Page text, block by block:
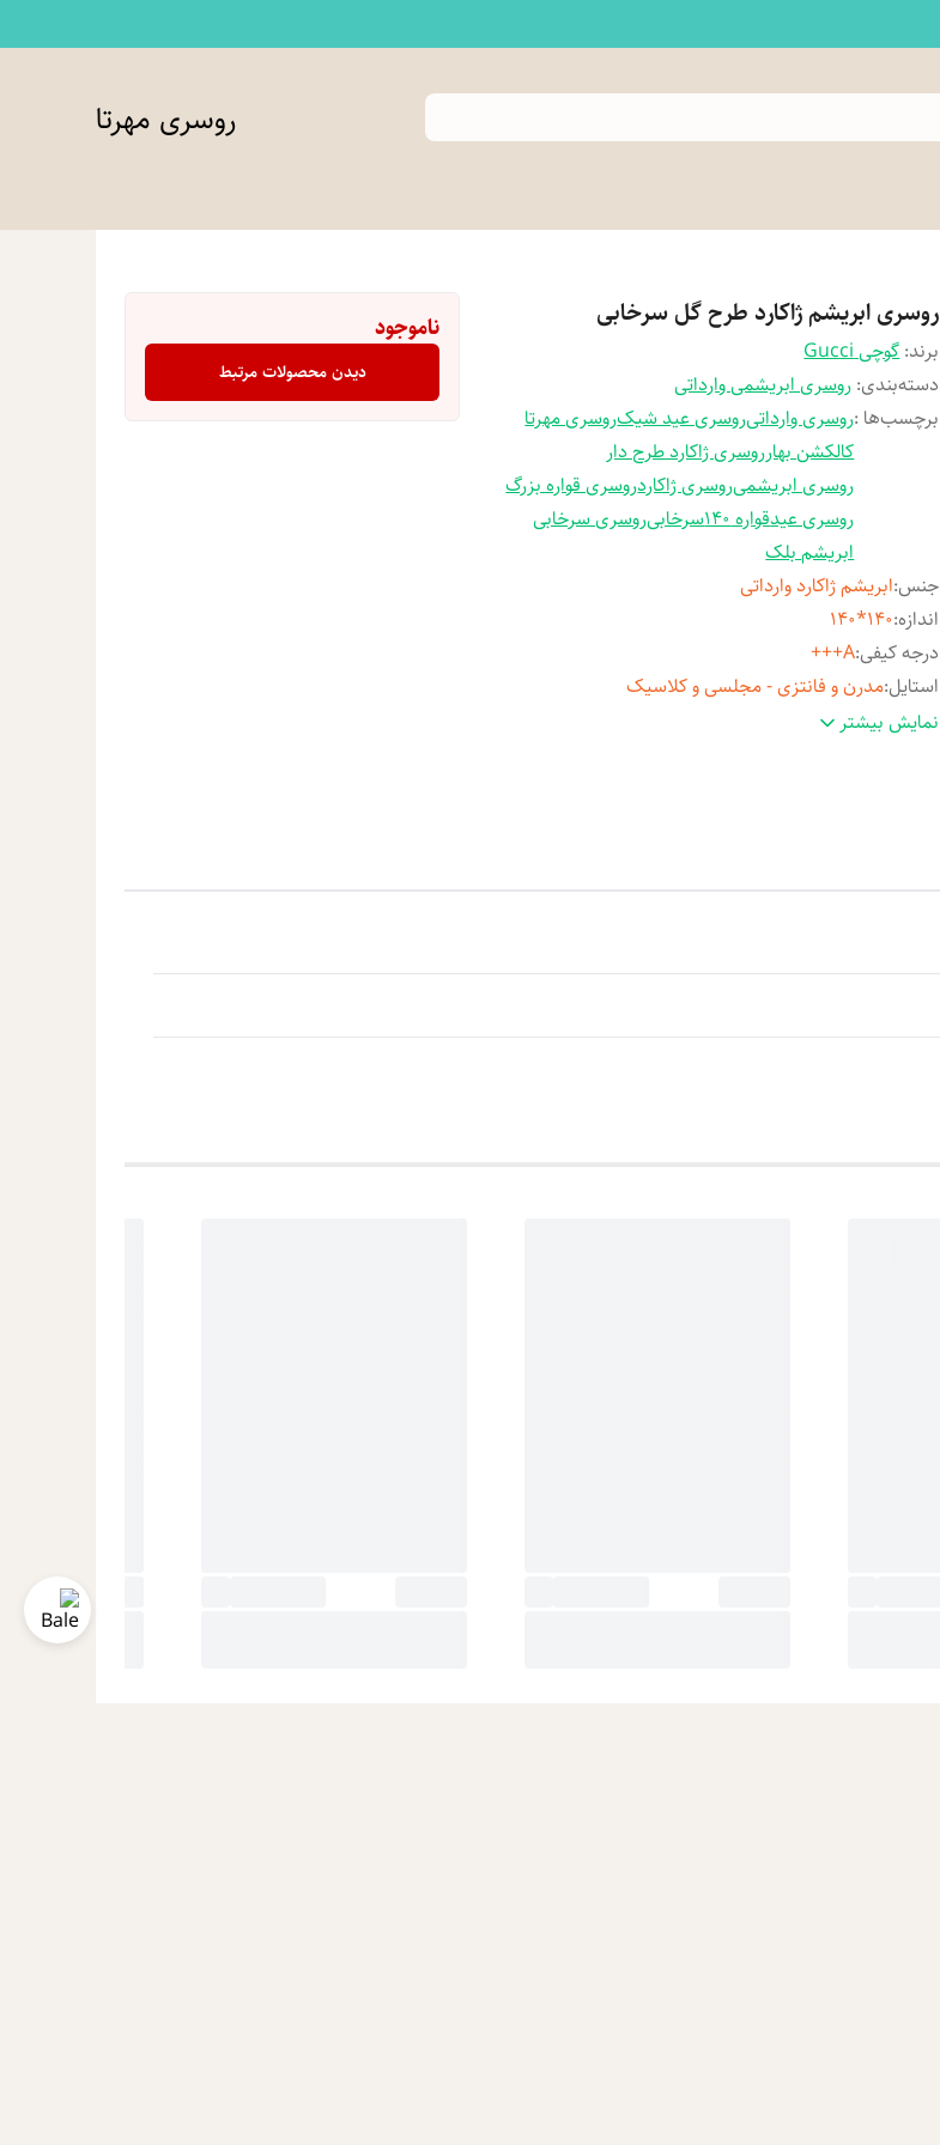
روسری مهرتا
روسری ابریشم ژاکارد طرح گل سرخابی
برند:گوچی Gucci
دسته‌بندی: روسری ابریشمی وارداتی
برچسب‌ها :روسری وارداتیروسری عید شیکروسری مهرتا
کالکشن بهارروسری ژاکارد طرح دار
روسری ابریشمیروسری ژاکاردروسری قواره بزرگ
روسری عیدقواره 140 سرخابیروسری سرخابی
ابریشم بلک
جنس:ابریشم ژاکارد وارداتی
اندازه:
140*140
درجه کیفی:
A+++
استایل:مدرن و فانتزی - مجلسی و کلاسیک
مناسب فصل: چهارفصل نمایش بیشتر
ناموجود
دیدن محصولات مرتبط